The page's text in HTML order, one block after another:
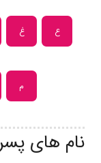
ع غ
م
نام های